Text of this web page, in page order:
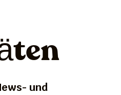
und